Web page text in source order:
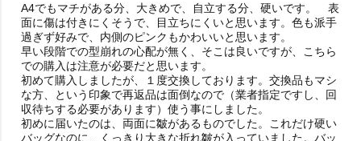
A4でもマチがある分、大きめで、自立する分、硬いです。　表
面に傷は付きにくそうで、目立ちにくいと思います。色も派手
過ぎず好みで、内側のピンクもかわいいと思います。
早い段階での型崩れの心配が無く、そこは良いですが、こちら
での購入は注意が必要だと思います。
初めて購入しましたが、１度交換しております。交換品もマシ
な方、という印象で再返品は面倒なので（業者指定ですし、回
収待ちする必要があります）使う事にしました。
初めに届いたのは、両面に皺があるものでした。これだけ硬い
バッグなのに、くっきり大きな折れ皺が入っていました。バッ